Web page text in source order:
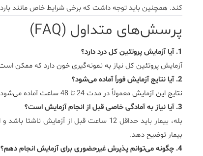
کند. همچنین باید توجه داشت که برخی شرایط خاص مانند
پرسش‌های متداول (FAQ)
1. آیا آزمایش پروتئین کل درد دارد؟
آزمایش پروتئین کل نیاز به نمونه‌گیری خون دارد که ممکن
2. آیا نتایج آزمایش فوراً آماده می‌شود؟
نتایج این آزمایش معمولاً در مدت 24 تا 48 ساعت آماده می‌شود.
3. آیا نیاز به آمادگی خاصی قبل از انجام آزمایش است؟
بله، بیمار باید حداقل 12 ساعت قبل از
بیمار توضیح دهد.
4. چگونه می‌توانم پذیرش غیرحضوری برای آزمایش انجام دهم؟